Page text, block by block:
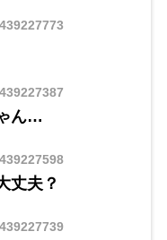
ん…
丈夫？